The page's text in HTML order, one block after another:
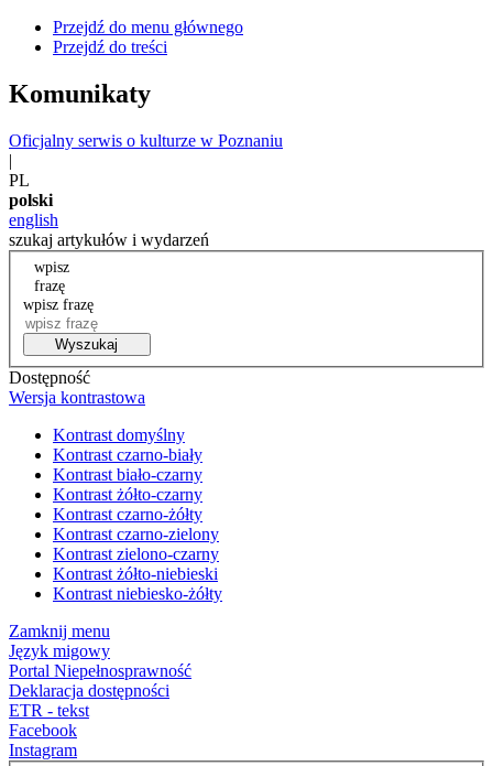
Przejdź do menu głównego
Przejdź do treści
Komunikaty
Oficjalny serwis o kulturze w Poznaniu
|
PL
polski
english
szukaj artykułów i wydarzeń
wpisz
frazę
wpisz frazę
Wyszukaj
Dostępność
Wersja kontrastowa
Kontrast domyślny
Kontrast czarno-biały
Kontrast biało-czarny
Kontrast żółto-czarny
Kontrast czarno-żółty
Kontrast czarno-zielony
Kontrast zielono-czarny
Kontrast żółto-niebieski
Kontrast niebiesko-żółty
Zamknij menu
Język migowy
Portal Niepełnosprawność
Deklaracja dostępności
ETR - tekst
Facebook
Instagram